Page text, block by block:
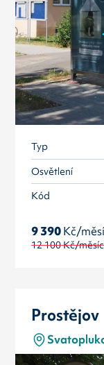
Typ
Osvětlení
Kód
9 390Kč/
12 100Kč/měsíc
Prostějov